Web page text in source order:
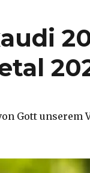
Gott unserem